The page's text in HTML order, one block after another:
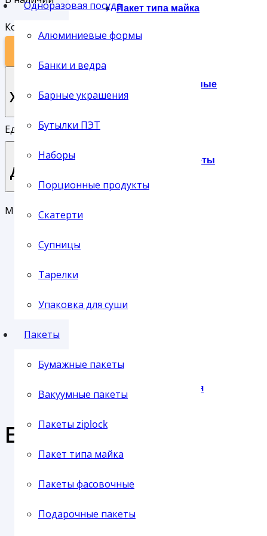
Пакет типа майка
Пакеты фасовочные
Подарочные пакеты
Пленка упаковочная
Пленка паллетная
Одноразовая посуда
Алюминиевые формы
Банки и ведра
Барные украшения
Бутылки ПЭТ
Наборы
Порционные продукты
Скатерти
Супницы
Тарелки
Упаковка для суши
Пакеты
Бумажные пакеты
Вакуумные пакеты
Пакеты ziplock
Пакет типа майка
Пакеты фасовочные
Подарочные пакеты
Количество товара СТИРОПЛАСТ СУПНИЦА К-115
Характеристики
Единица хранения:шт
Доставка
Мы предлагаем своим клиентам три основных типа
Доставка службой СервисПак
Отправка транспортной компанией
Еще продукция из этой
СУПНИЦА SP-350 ЧЕРНАЯ (150/600)